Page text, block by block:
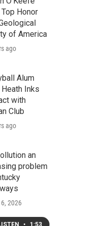
Top Honor
of America
ago
Alum
Heath Inks
with
Club
ago
an
problem
2026
• 1:53